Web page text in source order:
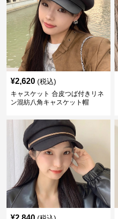
¥2,620 (税込)
キャスケット 合皮つば付きリネ
ン混紡八角キャスケット帽